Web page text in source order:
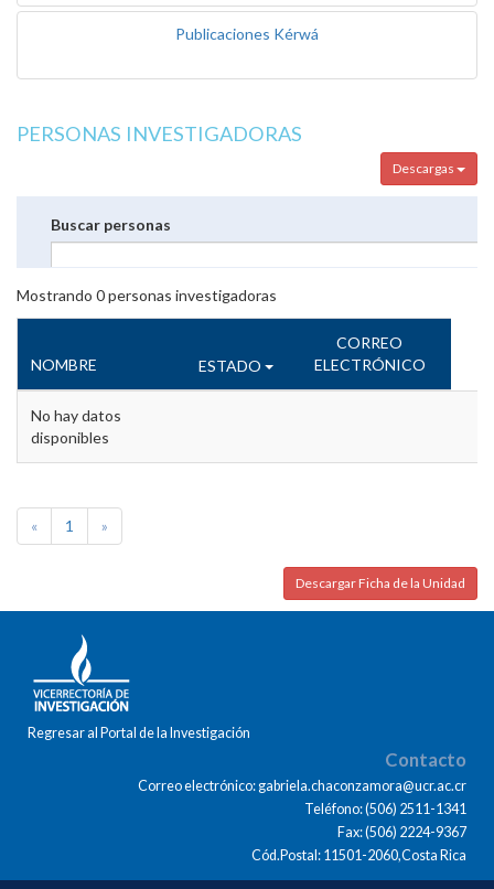
Publicaciones Kérwá
PERSONAS INVESTIGADORAS
Descargas
Buscar personas
Mostrando 0personas investigadoras
NOMBRE ESTADO
CORREO
ELECTRÓNICO
No hay datos
disponibles
« 1 »
Descargar Ficha de la Unidad
Regresar al Portal de la Investigación
Contacto
Correo electrónico: gabriela.chaconzamora@ucr.ac.cr
Teléfono: (506) 2511-1341
Fax: (506) 2224-9367
Cód.Postal: 11501-2060,Costa Rica